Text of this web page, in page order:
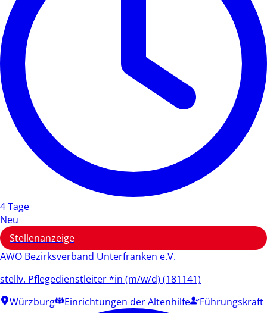
4 Tage
Neu
Stellenanzeige
AWO Bezirksverband Unterfranken e.V.
stellv. Pflegedienstleiter *in (m/w/d) (181141)
Würzburg
Einrichtungen der Altenhilfe Führungskraft